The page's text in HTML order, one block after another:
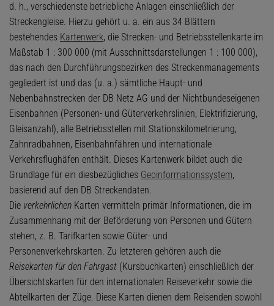
d. h., verschiedenste betriebliche Anlagen einschließlich der
Streckengleise. Hierzu gehört u. a. ein aus 34 Blättern
bestehendes Kartenwerk, die Strecken- und Betriebsstellenkarte im
Maßstab 1 : 300 000 (mit Ausschnittsdarstellungen 1 : 100 000),
das nach den Durchführungsbezirken des Streckenmanagements
gegliedert ist und das (u. a.) sämtliche Haupt- und
Nebenbahnstrecken der DB Netz AG und der Nichtbundeseigenen
Eisenbahnen (Personen- und Güterverkehrslinien, Elektrifizierung,
Gleisanzahl), alle Betriebsstellen mit Stationskilometrierung,
Zahnradbahnen, Eisenbahnfähren und internationale
Verkehrsflughäfen enthält. Dieses Kartenwerk bildet auch die
Grundlage für ein diesbezügliches Geoinformationssystem,
basierend auf den DB Streckendaten.
Die verkehrlichen Karten vermitteln primär Informationen, die im
Zusammenhang mit der Beförderung von Personen und Gütern
stehen, z. B. Tarifkarten sowie Güter- und
Personenverkehrskarten. Zu letzteren gehören auch die
Reisekarten für den Fahrgast (Kursbuchkarten) einschließlich der
Übersichtskarten für den internationalen Reiseverkehr sowie die
Abteilkarten der Züge. Diese Karten dienen dem Reisenden sowohl